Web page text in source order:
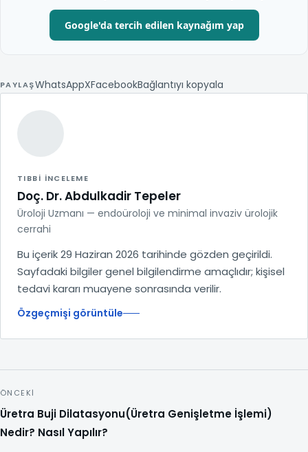
Google'da tercih edilen kaynağım yap
PAYLAŞWhatsAppXFacebookBağlantıyı kopyala
TIBBI INCELEME
Doç. Dr. Abdulkadir Tepeler
Üroloji Uzmanı — endoüroloji ve minimal invaziv ürolojik
cerrahi
Bu içerik 29 Haziran 2026 tarihinde gözden geçirildi.
Sayfadaki bilgiler genel bilgilendirme amaçlıdır; kişisel
tedavi kararı muayene sonrasında verilir.
Özgeçmişi görüntüle
ÖNCEKI
Üretra Buji Dilatasyonu(Üretra Genişletme İşlemi)
Nedir? Nasıl Yapılır?